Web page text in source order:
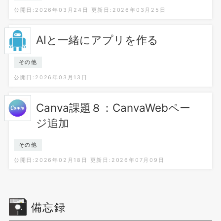
公開日:2026年03月24日 更新日:2026年03月25日
AIと一緒にアプリを作る
その他
公開日:2026年03月13日
Canva課題８：CanvaWebペー
ジ追加
その他
公開日:2026年02月18日 更新日:2026年07月09日
備忘録